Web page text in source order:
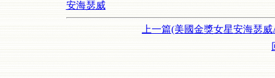
安海瑟威
上一篇(美國金獎女星安海瑟威